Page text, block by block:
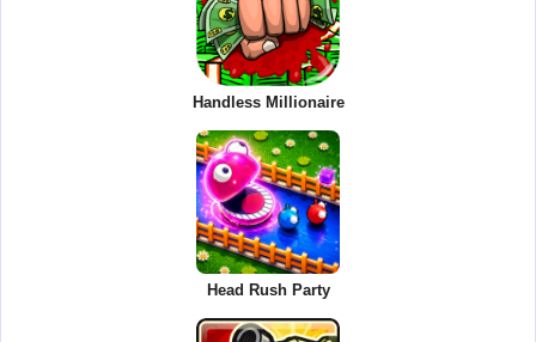
Handless Millionaire
Head Rush Party